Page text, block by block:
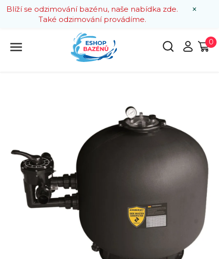
×
Blíží se odzimování bazénu, naše nabídka zde.
Také odzimování provádíme.
0